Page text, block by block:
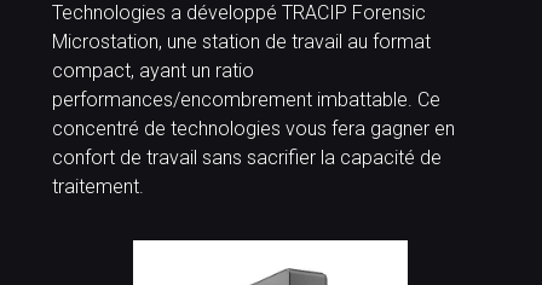
Technologies a développé TRACIP Forensic
Microstation, une station de travail au format
compact, ayant un ratio
performances/encombrement imbattable. Ce
concentré de technologies vous fera gagner en
confort de travail sans sacrifier la capacité de
traitement.